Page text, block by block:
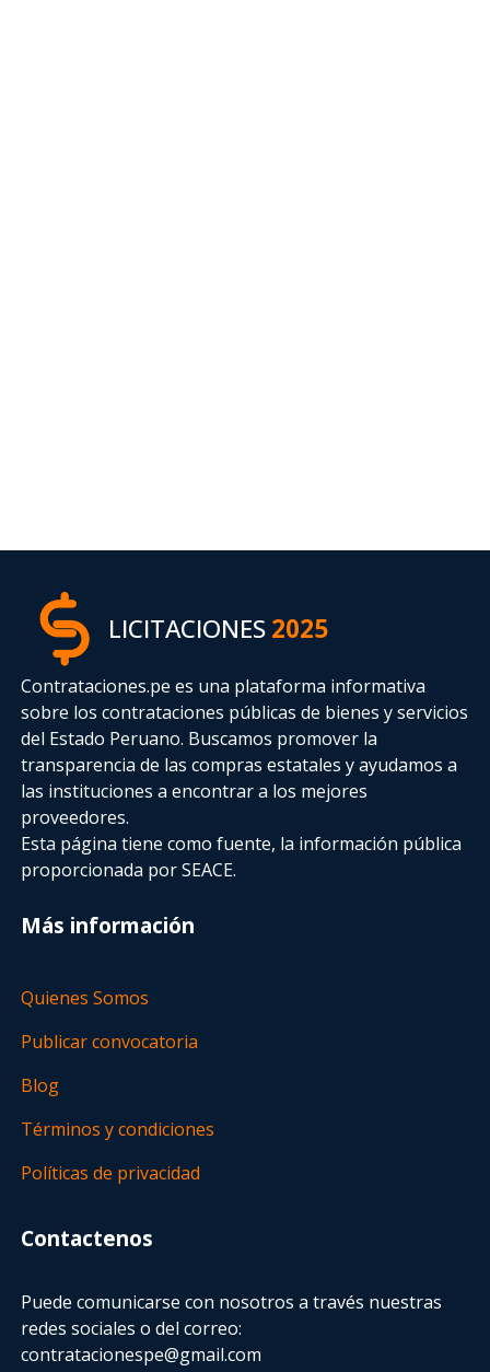
LICITACIONES2025
Contrataciones.pe es una plataforma informativa
sobre los contrataciones públicas de bienes y servicios
del Estado Peruano. Buscamos promover la
transparencia de las compras estatalesy ayudamos a
las instituciones a encontrar a los mejores
proveedores.
Esta página tiene como fuente, la información pública
proporcionada por SEACE.
Más información
Quienes Somos
Publicar convocatoria
Blog
Términos y condiciones
Políticas de privacidad
Contactenos
Puede comunicarse con nosotros a través nuestras
redes sociales o del correo:
contratacionespe@gmail.com